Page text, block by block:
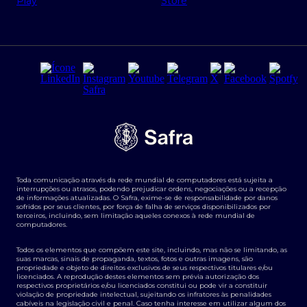
Regras e Parâmetros de Atuação Banco Safra
Segurança da Informação
Tarifas e serviços Pessoa Física
Transparência de remuneração
Termos e Condições para Portabilidade de Investimento
Derivativos
Agronegócios
Toda comunicação através da rede mundial de computadores está sujeita a
interrupções ou atrasos, podendo prejudicar ordens, negociações ou a recepção
de informações atualizadas. O Safra, exime-se de responsabilidade por danos
sofridos por seus clientes, por força de falha de serviços disponibilizados por
terceiros, incluindo, sem limitação aqueles conexos à rede mundial de
computadores.
Todos os elementos que compõem este site, incluindo, mas não se limitando, as
suas marcas, sinais de propaganda, textos, fotos e outras imagens, são
propriedade e objeto de direitos exclusivos de seus respectivos titulares e/ou
licenciados. A reprodução destes elementos sem prévia autorização dos
respectivos proprietários e/ou licenciados constitui ou pode vir a constituir
violação de propriedade intelectual, sujeitando os infratores às penalidades
cabíveis na legislação civil e penal. Caso tenha interesse em utilizar algum dos